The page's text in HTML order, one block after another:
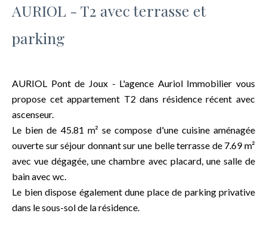
AURIOL - T2 avec terrasse et
parking
AURIOL Pont de Joux - L'agence Auriol Immobilier vous
propose cet appartement T2 dans résidence récent avec
ascenseur.
Le bien de 45.81 m² se compose d'une cuisine aménagée
ouverte sur séjour donnant sur une belle terrasse de 7.69 m²
avec vue dégagée, une chambre avec placard, une salle de
bain avec wc.
Le bien dispose également dune place de parking privative
dans le sous-sol de la résidence.